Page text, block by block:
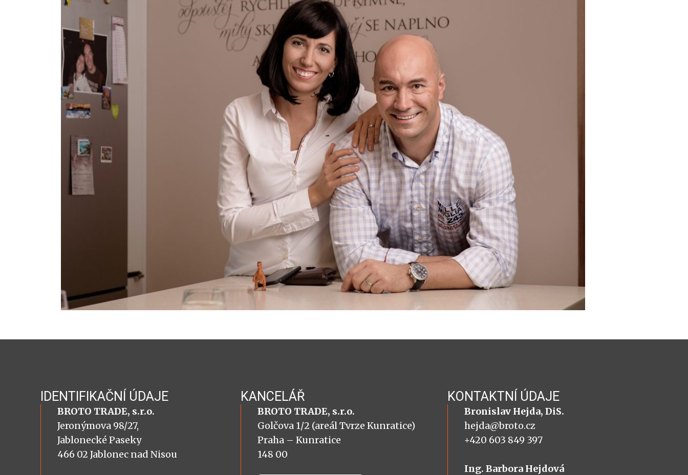
IDENTIFIKAČNÍ ÚDAJE
BROTO TRADE, s.r.o.
Jeronýmova 98/27,
Jablonecké Paseky
466 02 Jablonec nad Nisou
KANCELÁŘ
BROTO TRADE, s.r.o.
Golčova 1/2 (areál Tvrze Kunratice)
Praha – Kunratice
148 00
KONTAKTNÍ ÚDAJE
Bronislav Hejda, DiS.
hejda@broto.cz
+420 603 849 397
Ing. Barbora Hejdová